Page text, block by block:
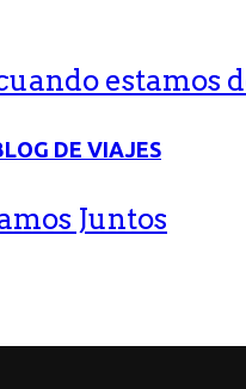
estamos
Juntos